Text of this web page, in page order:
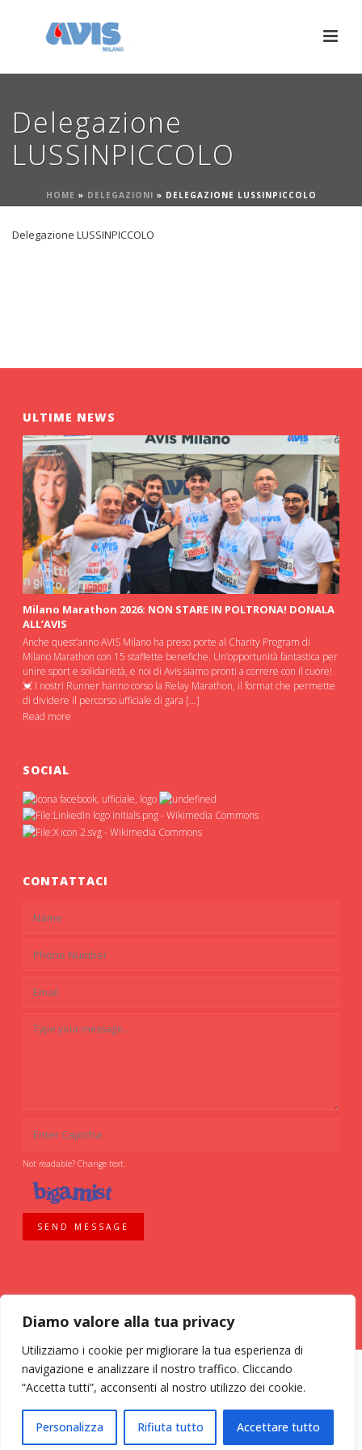
Diamo valore alla tua privacy
Utilizziamo i cookie per migliorare la tua esperienza di
navigazione e analizzare il nostro traffico. Cliccando
“Accetta tutti”, acconsenti al nostro utilizzo dei cookie.
Personalizza Rifiuta tutto Accettare tutto
Delegazione
LUSSINPICCOLO
HOME » DELEGAZIONI » DELEGAZIONE LUSSINPICCOLO
Delegazione LUSSINPICCOLO
ULTIME NEWS
Milano Marathon 2026: NON STARE IN POLTRONA! DONALA
ALL’AVIS
Anche quest’anno AVIS Milano ha preso porte al Charity Program di
Milano Marathon con 15 staffette benefiche. Un’opportunità fantastica per
unire sport e solidarietà, e noi di Avis siamo pronti a correre con il cuore!
💓 I nostri Runner hanno corso la Relay Marathon, il format che permette
di dividere il percorso ufficiale di gara […]
Read more
SOCIAL
CONTATTACI
Not readable? Change text.
SEND MESSAGE
ASSOCIAZIONE VOLONTARI ITALIANI SANGUE - AVIS COMUNALE MILANO -